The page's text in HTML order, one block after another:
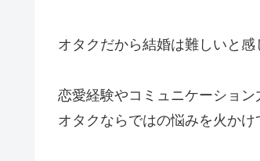
オタクだから結婚は難しいと
恋愛経験やコミュニケーショ
オタクならではの悩みを火かけ